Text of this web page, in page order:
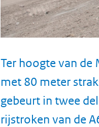
Ter hoogte van de
met 80 meter
gebeurt in twee
rijstroken van de